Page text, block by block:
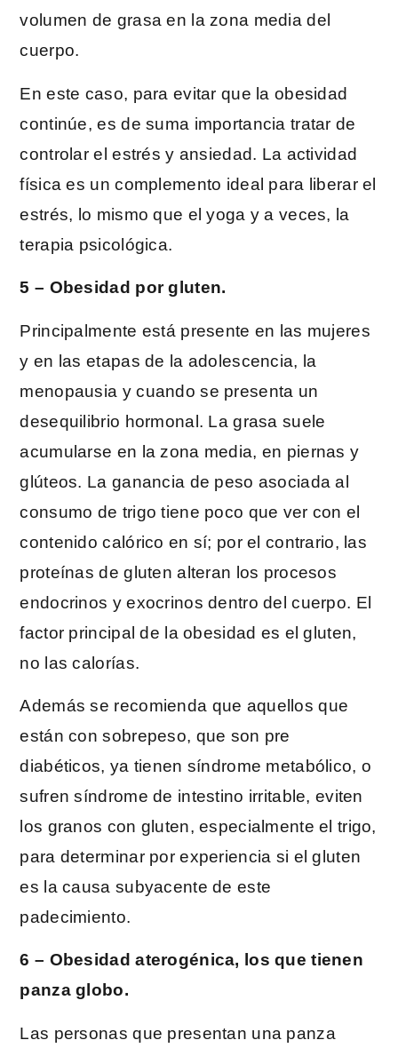
volumen de grasa en la zona media del
cuerpo.
En este caso, para evitar que la obesidad
continúe, es de suma importancia tratar de
controlar el estrés y ansiedad. La actividad
física es un complemento ideal para liberar el
estrés, lo mismo que el yoga y a veces, la
terapia psicológica.
5 – Obesidad por gluten.
Principalmente está presente en las mujeres
y en las etapas de la adolescencia, la
menopausia y cuando se presenta un
desequilibrio hormonal. La grasa suele
acumularse en la zona media, en piernas y
glúteos. La ganancia de peso asociada al
consumo de trigo tiene poco que ver con el
contenido calórico en sí; por el contrario, las
proteínas de gluten alteran los procesos
endocrinos y exocrinos dentro del cuerpo. El
factor principal de la obesidad es el gluten,
no las calorías.
Además se recomienda que aquellos que
están con sobrepeso, que son pre
diabéticos, ya tienen síndrome metabólico, o
sufren síndrome de intestino irritable, eviten
los granos con gluten, especialmente el trigo,
para determinar por experiencia si el gluten
es la causa subyacente de este
padecimiento.
6 – Obesidad aterogénica, los que tienen
panza globo.
Las personas que presentan una panza